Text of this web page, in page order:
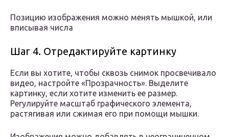
Позицию изображения можно менять мышкой, или
вписывая числа
Шаг 4. Отредактируйте картинку
Если вы хотите, чтобы сквозь снимок просвечивало
видео, настройте «Прозрачность». Выделите
картинку, если хотите изменить ее размер.
Регулируйте масштаб графического элемента,
растягивая или сжимая его при помощи мышки.